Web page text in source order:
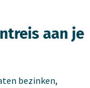
aan je
bezinken,